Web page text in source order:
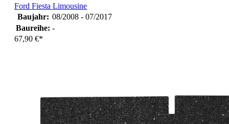
Ford Fiesta Limousine
Baujahr: 08/2008 - 07/2017
Baureihe: -
67,90 €*